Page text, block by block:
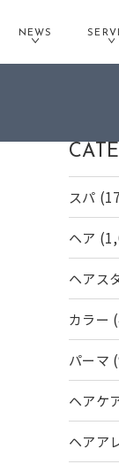
NEWS
スパ
ヘア
ヘアス
カラー
パーマ
ヘアケ
ヘアア